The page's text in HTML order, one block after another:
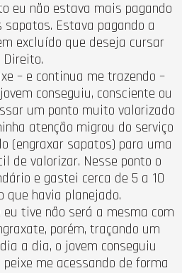
eu não estava mais pagando
Estava pagando a
excluído que deseja cursar
Direito.
– e continua me trazendo –
conseguiu, consciente ou
um ponto muito valorizado
atenção migrou do serviço
(engraxar sapatos) para uma
de valorizar. Nesse ponto o
e gastei cerca de 5 a 10
que havia planejado.
tive não será a mesma com
porém, traçando um
a dia, o jovem conseguiu
me acessando de forma